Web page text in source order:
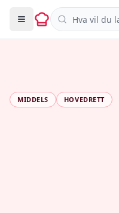
Søk i oppskrifter
MIDDELS HOVEDRETT